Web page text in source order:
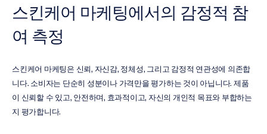
스킨케어 마케팅에서의 감정적 참
여 측정
스킨케어 마케팅은 신뢰, 자신감, 정체성, 그리고 감정적 연관성에 의존합
니다. 소비자는 단순히 성분이나 가격만을 평가하는 것이 아닙니다. 제품
이 신뢰할 수 있고, 안전하며, 효과적이고, 자신의 개인적 목표와 부합하는
지 평가합니다.